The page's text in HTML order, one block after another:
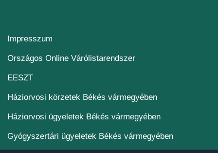
Impresszum
Országos Online Várólistarendszer(új ablakban nyílik
EESZT(új ablakban nyílik meg)
Háziorvosi körzetek Békés vármegyében
Háziorvosi ügyeletek Békés vármegyében
Gyógyszertári ügyeletek Békés vármegyében